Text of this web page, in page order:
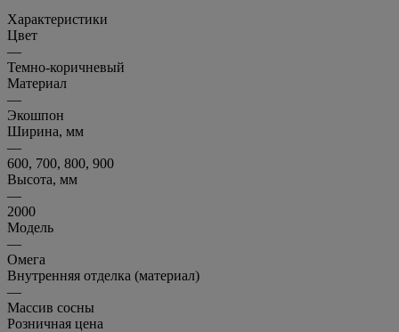
Характеристики
Цвет
—
Темно-коричневый
Материал
—
Экошпон
Ширина, мм
—
600, 700, 800, 900
Высота, мм
—
2000
Модель
—
Омега
Внутренняя отделка (материал)
—
Массив сосны
Розничная цена